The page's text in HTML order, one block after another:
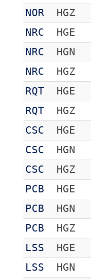
NOR
HGZ
NRC
HGE
NRC
HGN
NRC
HGZ
RQT
HGE
RQT
HGZ
CSC
HGE
CSC
HGN
CSC
HGZ
PCB
HGE
PCB
HGN
PCB
HGZ
LSS
HGE
LSS
HGN